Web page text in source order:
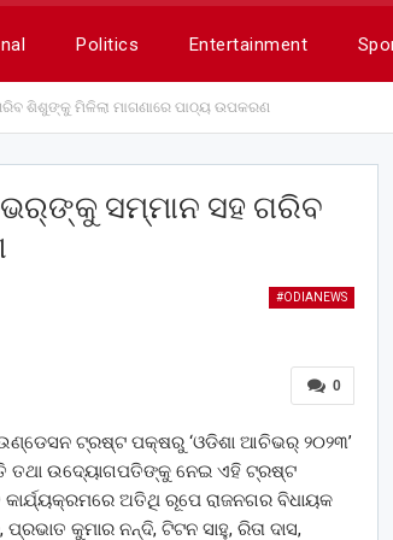
Politics Entertainment
ଶିଶୁଙ୍କୁ ମିଳିଲା ମାଗଣାରେ ପାଠ୍ୟ ଉପକରଣ
ସମ୍ମାନ ସହ ଗରିବ
#ODIANEWS
0
ଟ୍ରଷ୍ଟ ପକ୍ଷରୁ ‘ଓଡିଶା ଆଚିଭର୍‌‌ ୨୦୨୩’
ତଥା ଉଦ୍ୟୋଗପତିଙ୍କୁ ନେଇ ଏହି ଟ୍ରଷ୍ଟ
ଅତିଥି ରୂପେ ରାଜନଗର ବିଧାୟକ
କୁମାର ନନ୍ଦି, ଟିଟନ ସାହୁ, ରିତା ଦାସ,